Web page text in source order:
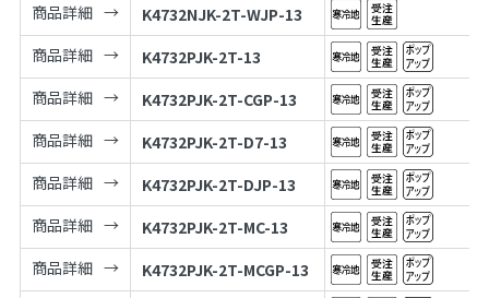
商品詳細
K4732NJK-2T-WJP-13
商品詳細
K4732PJK-2T-13
商品詳細
K4732PJK-2T-CGP-13
商品詳細
K4732PJK-2T-D7-13
商品詳細
K4732PJK-2T-DJP-13
商品詳細
K4732PJK-2T-MC-13
商品詳細
K4732PJK-2T-MCGP-13